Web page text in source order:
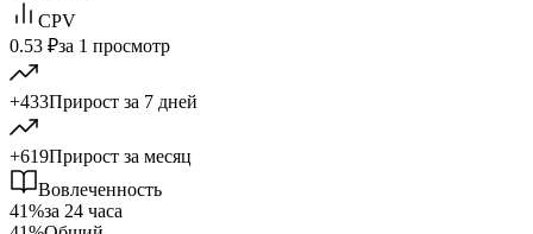
CPV
0.53 ₽за 1 просмотр
+433Прирост за 7 дней
+619Прирост за месяц
Вовлеченность
41%за 24 часа